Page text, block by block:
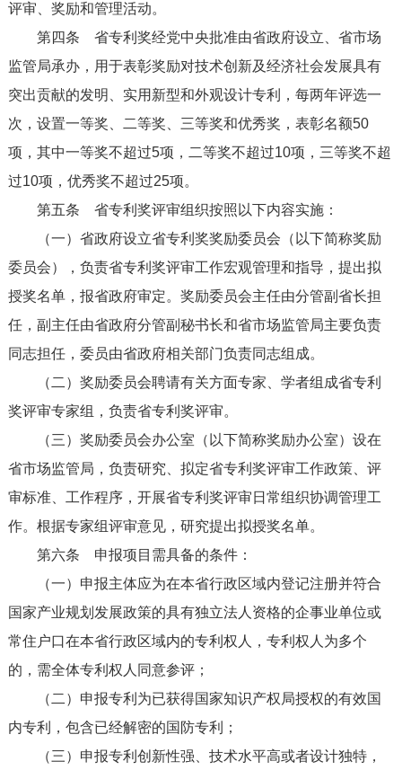
评审、奖励和管理活动。
第四条 省专利奖经党中央批准由省政府设立、省市场
监管局承办，用于表彰奖励对技术创新及经济社会发展具有
突出贡献的发明、实用新型和外观设计专利，每两年评选一
次，设置一等奖、二等奖、三等奖和优秀奖，表彰名额50
项，其中一等奖不超过5项，二等奖不超过10项，三等奖不超
过10项，优秀奖不超过25项。
第五条 省专利奖评审组织按照以下内容实施：
（一）省政府设立省专利奖奖励委员会（以下简称奖励
委员会），负责省专利奖评审工作宏观管理和指导，提出拟
授奖名单，报省政府审定。奖励委员会主任由分管副省长担
任，副主任由省政府分管副秘书长和省市场监管局主要负责
同志担任，委员由省政府相关部门负责同志组成。
（二）奖励委员会聘请有关方面专家、学者组成省专利
奖评审专家组，负责省专利奖评审。
（三）奖励委员会办公室（以下简称奖励办公室）设在
省市场监管局，负责研究、拟定省专利奖评审工作政策、评
审标准、工作程序，开展省专利奖评审日常组织协调管理工
作。根据专家组评审意见，研究提出拟授奖名单。
第六条 申报项目需具备的条件：
（一）申报主体应为在本省行政区域内登记注册并符合
国家产业规划发展政策的具有独立法人资格的企事业单位或
常住户口在本省行政区域内的专利权人，专利权人为多个
的，需全体专利权人同意参评；
（二）申报专利为已获得国家知识产权局授权的有效国
内专利，包含已经解密的国防专利；
（三）申报专利创新性强、技术水平高或者设计独特，